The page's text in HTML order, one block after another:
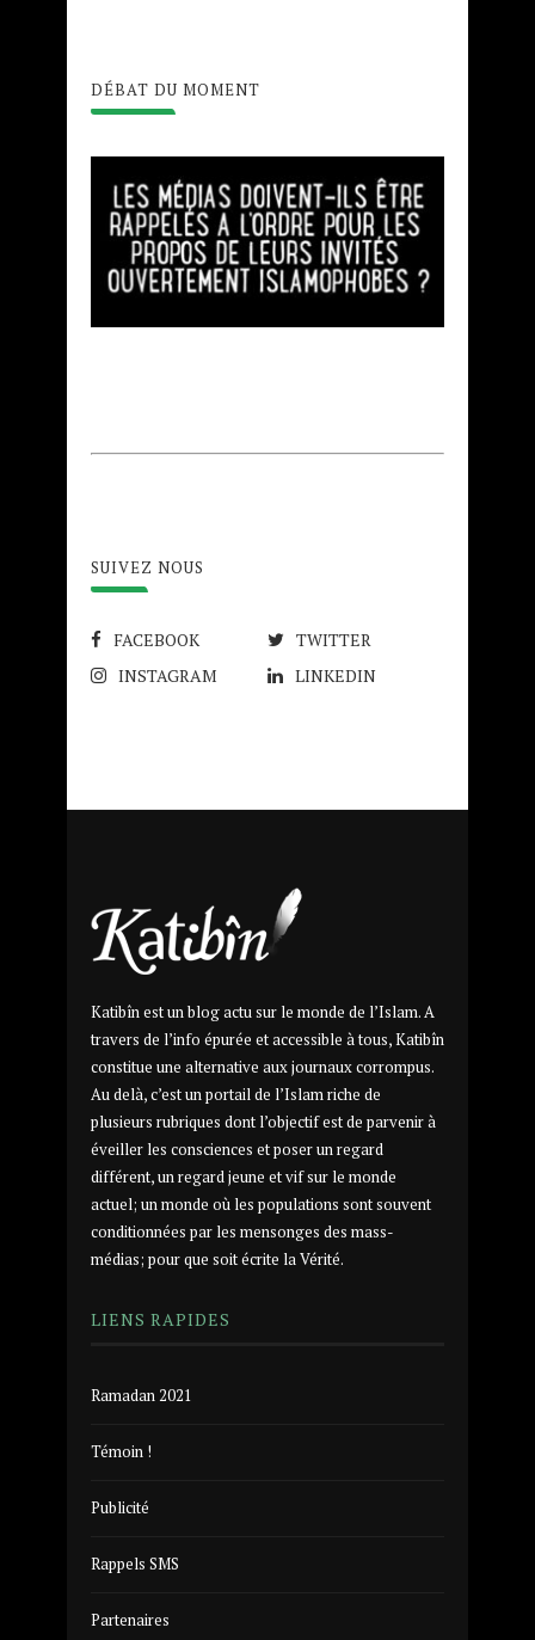
DÉBAT DU MOMENT
SUIVEZ NOUS
FACEBOOK
TWITTER
INSTAGRAM
LINKEDIN
Katibîn est un blog actu sur le monde de l’Islam. A
travers de l’info épurée et accessible à tous, Katibîn
constitue une alternative aux journaux corrompus.
Au delà, c’est un portail de l’Islam riche de
plusieurs rubriques dont l’objectif est de parvenir à
éveiller les consciences et poser un regard
différent, un regard jeune et vif sur le monde
actuel; un monde où les populations sont souvent
conditionnées par les mensonges des mass-
médias; pour que soit écrite la Vérité.
LIENS RAPIDES
Ramadan 2021
Témoin !
Publicité
Rappels SMS
Partenaires